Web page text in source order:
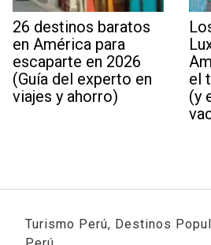
26 destinos baratos
en América para
escaparte en 2026
(Guía del experto en
viajes y ahorro)
el
(y
Turismo Perú, Destinos